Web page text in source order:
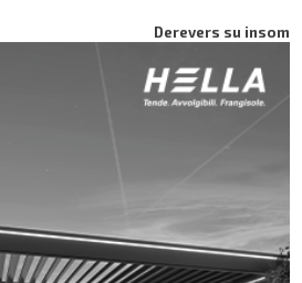
Derevers su insom